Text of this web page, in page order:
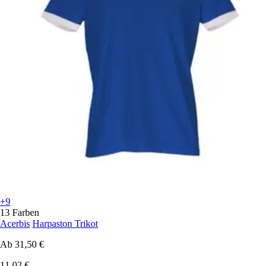
+9
13 Farben
Acerbis Harpaston Trikot
Ab 31,50 €